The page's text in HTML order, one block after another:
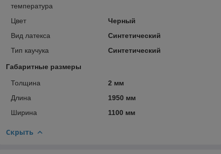
температура
Цвет
Черный
Вид латекса
Синтетический
Тип каучука
Синтетический
Габаритные размеры
Толщина
2 мм
Длина
1950 мм
Ширина
1100 мм
Скрыть